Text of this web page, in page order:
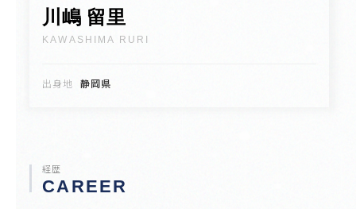
川嶋 留里
KAWASHIMA RURI
出身地 静岡県
経歴
CAREER